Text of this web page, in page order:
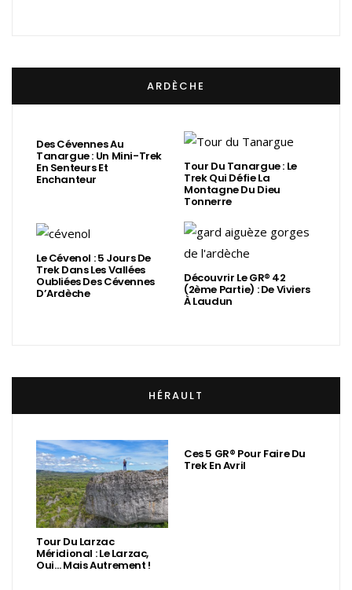
ARDÈCHE
Des Cévennes Au
Tanargue : Un Mini-Trek
En Senteurs Et
Enchanteur
Tour Du Tanargue : Le
Trek Qui Défie La
Montagne Du Dieu
Tonnerre
Le Cévenol : 5 Jours De
Trek Dans Les Vallées
Oubliées Des Cévennes
D’Ardèche
Découvrir Le GR® 42
(2ème Partie) : De Viviers
À Laudun
HÉRAULT
Tour Du Larzac
Méridional : Le Larzac,
Oui… Mais Autrement !
Ces 5 GR® Pour Faire Du
Trek En Avril